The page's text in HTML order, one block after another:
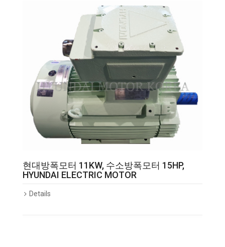
현대방폭모터 11KW, 수소방폭모터 15HP,
HYUNDAI ELECTRIC MOTOR
Details